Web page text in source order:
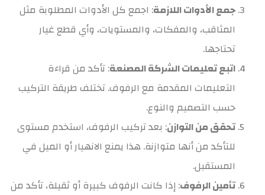
جمع الأدوات اللازمة: اجمع كل الأدوات المطلوبة مثل
المثاقب، والمفكات، والمستويات، وأي قطع غيار
تحتاجها.
اتبع تعليمات الشركة المصنعة: تأكد من قراءة
التعليمات المقدمة مع الرفوف. تختلف طريقة التركيب
حسب التصميم والنوع.
تحقق من التوازن: بعد تركيب الرفوف، استخدم مستوى
للتأكد من أنها متوازنة. هذا يمنع الانهيار أو الميل في
المستقبل.
تأمين الرفوف: إذا كانت الرفوف كبيرة أو ثقيلة، تأكد من